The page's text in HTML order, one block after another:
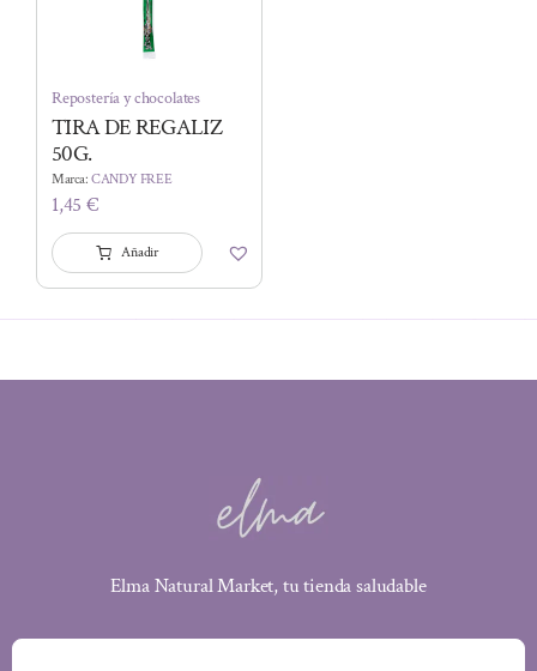
Repostería y chocolates
TIRA DE REGALIZ
50G.
Marca:CANDY FREE
1,45€
Añadir
Elma Natural Market, tu tienda saludable